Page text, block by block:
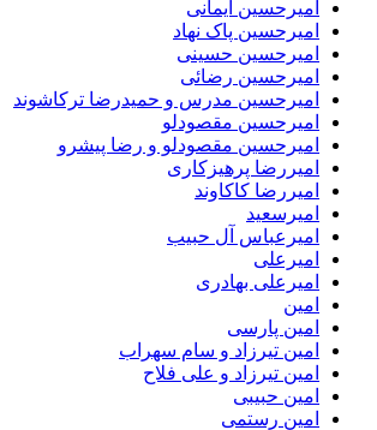
امیرحسین ایمانی
امیرحسین پاک نهاد
امیرحسین حسینی
امیرحسین رضائی
امیرحسین مدرس و حمیدرضا ترکاشوند
امیرحسین مقصودلو
امیرحسین مقصودلو و رضا پیشرو
امیررضا پرهیزکاری
امیررضا کاکاوند
امیرسعید
امیرعباس آل حبیب
امیرعلی
امیرعلی بهادری
امین
امین پارسی
امین تیرزاد و سام سهراب
امین تیرزاد و علی فلاح
امین حبیبی
امین رستمی